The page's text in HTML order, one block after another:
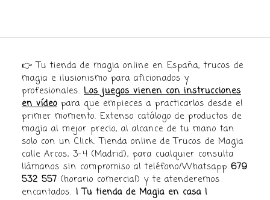
👉 Tu tienda de magia online en España, trucos de
magia e ilusionismo para aficionados y
profesionales. Los juegos vienen con instrucciones
en vídeo para que empieces a practicarlos desde el
primer momento. Extenso catálogo de productos de
magia al mejor precio, al alcance de tu mano tan
solo con un Click. Tienda online de Trucos de Magia
calle Arcos, 3-4 (Madrid), para cualquier consulta
llámanos sin compromiso al teléfono/Whatsapp 679
532 557 (horario comercial) y te atenderemos
encantados. ¡ Tu tienda de Magia en casa !